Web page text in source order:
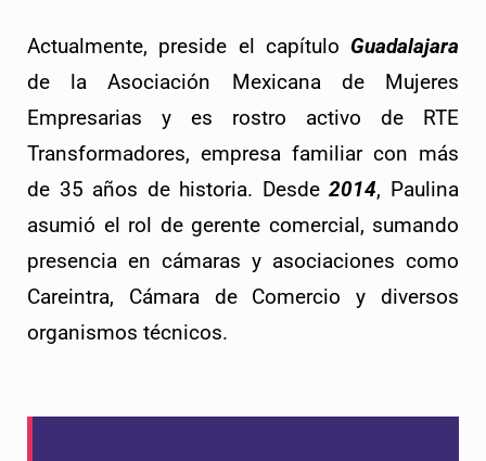
Actualmente, preside el capítulo Guadalajara
de la Asociación Mexicana de Mujeres
Empresarias y es rostro activo de RTE
Transformadores, empresa familiar con más
de 35 años de historia. Desde2014, Paulina
asumió el rol de gerente comercial, sumando
presencia en cámaras y asociaciones como
Careintra, Cámara de Comercio y diversos
organismos técnicos.